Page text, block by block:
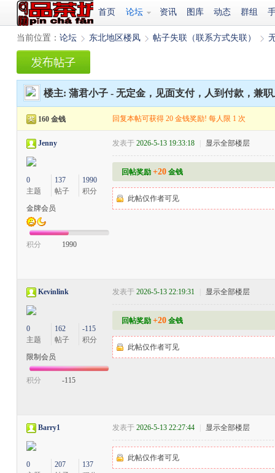
首页 论坛 资讯 图库 动态 群组
当前位置： 论坛
›
东北地区楼凤
›
帖子失联（联系方式失联）
›
楼主: 蒲君小子 - 无定金，见面支付，人到付款，兼
160 金钱 回复本帖可获得 20 金钱奖励! 每人限 1 次
Jenny
0
主题
137
帖子
1990
积分
金牌会员
积分 1990
发表于 2026-5-13 19:33:18 显示全部楼层
回帖奖励 +20 金钱
此帖仅作者可见
Kevinlink
0
主题
162
帖子
-115
积分
限制会员
积分 -115
发表于 2026-5-13 22:19:31 显示全部楼层
回帖奖励 +20 金钱
此帖仅作者可见
Barry1
0
207
137
发表于 2026-5-13 22:27:44 显示全部楼层
此帖仅作者可见